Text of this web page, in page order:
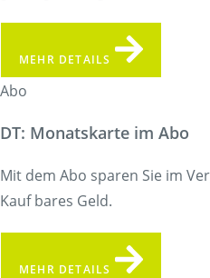
MEHR DETAILS
Abo
DT: Monatskarte im Abo
Mit dem Abo sparen Sie im
Kauf bares Geld.
MEHR DETAILS